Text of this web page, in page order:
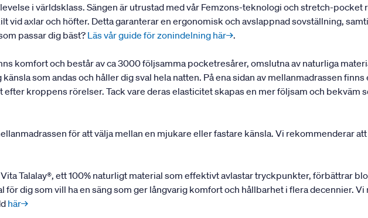
i världsklass. Sängen är utrustad med vår Femzons-teknologi och stretch-pocket
vid axlar och höfter. Detta garanterar en ergonomisk och avslappnad sovställning,
passar dig bäst? Läs vår guide för zonindelning här→.
komfort och består av ca 3000 följsamma pocketresårer, omslutna av naturliga
som andas och håller dig sval hela natten. På ena sidan av mellanmadrassen
kroppens rörelser. Tack vare deras elasticitet skapas en mer följsam och bekväm
för att välja mellan en mjukare eller fastare känsla. Vi rekommenderar
Talalay®, ett 100% naturligt material som effektivt avlastar tryckpunkter, förbättrar
för dig som vill ha en säng som ger långvarig komfort och hållbarhet i flera decennier.
här→